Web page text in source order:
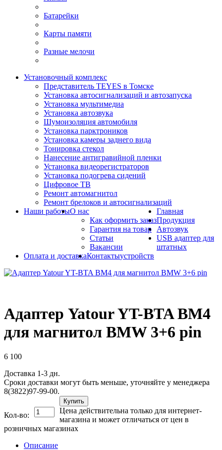
Батарейки
Карты памяти
Разные мелочи
Установочный комплекс
Представитель TEYES в Томске
Установка автосигнализаций и автозапуска
Установка мультимедиа
Установка автозвука
Шумоизоляция автомобиля
Установка парктроников
Установка камеры заднего вида
Тонировка стекол
Нанесение антигравийной пленки
Установка видеорегистраторов
Установка подогрева сидений
Цифровое ТВ
Ремонт автомагнитол
Ремонт брелоков и автосигнализаций
Наши работыО нас
Как оформить заказ
Гарантия на товар
Статьи
Вакансии
Оплата и доставкаКонтакты
Главная
Продукция
Автозвук
USB адаптер для
штатных
устройств
Адаптер Yatour YT-BTA BM4
для магнитол BMW 3+6 pin
6 100
Доставка 1-3 дн.
Сроки доставки могут быть меньше, уточняйте у менеджера
8(3822)97-99-00.
Кол-во:
Купить
Цена действительна только для интернет-
магазина и может отличаться от цен в
розничных магазинах
Описание